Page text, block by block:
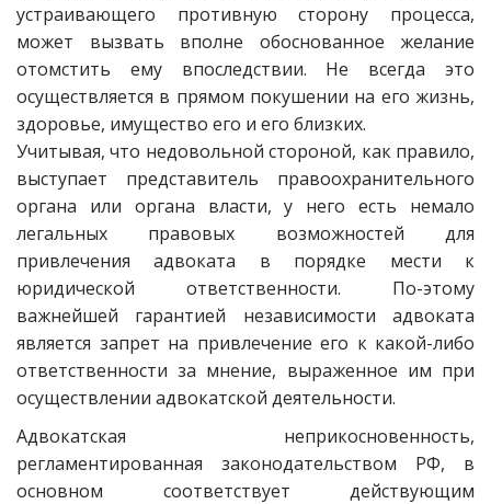
устраивающего противную сторону процесса,
может вызвать вполне обоснованное желание
отомстить ему впоследствии. Не всегда это
осуществляется в прямом покушении на его жизнь,
здоровье, имущество его и его близких.
Учитывая, что недовольной стороной, как правило,
выступает представитель правоохранительного
органа или органа власти, у него есть немало
легальных правовых возможностей для
привлечения адвоката в порядке мести к
юридической ответственности. По-этому
важнейшей гарантией независимости адвоката
является запрет на привлечение его к какой-либо
ответственности за мнение, выраженное им при
осуществлении адвокатской деятельности.
Адвокатская неприкосновенность,
регламентированная законодательством РФ, в
основном соответствует действующим